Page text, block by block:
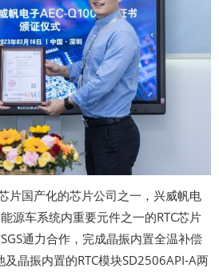
片国产化的芯片公司之一，兴威帆电
源车系统内重要元件之一的RTC芯片
通力合作，完成晶振内置全温补偿
及晶振内置的RTC模块SD2506API-A两